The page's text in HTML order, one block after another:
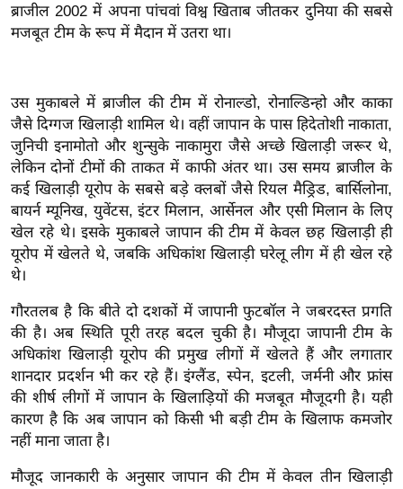
श
ख्सि
यं
ग
इं
डि
या
सा
हि
त्य
ज
ग
त
ऑ
टो
व
र्ल्ड
न्यू
ब्राजील 2002 में अपना पांचवां विश्व खिताब जीतकर दुनिया की सबसे
मजबूत टीम के रूप में मैदान में उतरा था।
उस मुकाबले में ब्राजील की टीम में रोनाल्डो, रोनाल्डिन्हो और काका
जैसे दिग्गज खिलाड़ी शामिल थे। वहीं जापान के पास हिदेतोशी नाकाता,
जुनिची इनामोतो और शुन्सुके नाकामुरा जैसे अच्छे खिलाड़ी जरूर थे,
लेकिन दोनों टीमों की ताकत में काफी अंतर था। उस समय ब्राजील के
कई खिलाड़ी यूरोप के सबसे बड़े क्लबों जैसे रियल मैड्रिड, बार्सिलोना,
बायर्न म्यूनिख, युवेंटस, इंटर मिलान, आर्सेनल और एसी मिलान के लिए
खेल रहे थे। इसके मुकाबले जापान की टीम में केवल छह खिलाड़ी ही
यूरोप में खेलते थे, जबकि अधिकांश खिलाड़ी घरेलू लीग में ही खेल रहे
थे।
गौरतलब है कि बीते दो दशकों में जापानी फुटबॉल ने जबरदस्त प्रगति
की है। अब स्थिति पूरी तरह बदल चुकी है। मौजूदा जापानी टीम के
अधिकांश खिलाड़ी यूरोप की प्रमुख लीगों में खेलते हैं और लगातार
शानदार प्रदर्शन भी कर रहे हैं। इंग्लैंड, स्पेन, इटली, जर्मनी और फ्रांस
की शीर्ष लीगों में जापान के खिलाड़ियों की मजबूत मौजूदगी है। यही
कारण है कि अब जापान को किसी भी बड़ी टीम के खिलाफ कमजोर
नहीं माना जाता है।
मौजूद जानकारी के अनुसार जापान की टीम में केवल तीन खिलाड़ी